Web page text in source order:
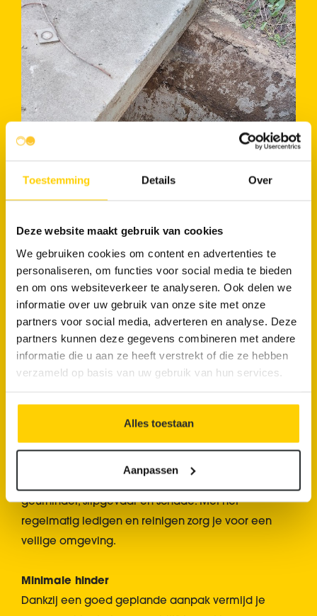
Toestemming Details Over
Deze website maakt gebruik van cookies
We gebruiken cookies om content en advertenties te
personaliseren, om functies voor social media te bieden
en om ons websiteverkeer te analyseren. Ook delen we
informatie over uw gebruik van onze site met onze
partners voor social media, adverteren en analyse. Deze
partners kunnen deze gegevens combineren met andere
informatie die u aan ze heeft verstrekt of die ze hebben
verzameld op basis van uw gebruik van hun services.
Alles toestaan
Aanpassen
Waarom kiezen voor preventief
parkeergarage?
geurhinder, slipgevaar en schade. Met het
regelmatig ledigen en reinigen zorg je voor een
veilige omgeving.
Minimale hinder
Dankzij een goed geplande aanpak vermijd je